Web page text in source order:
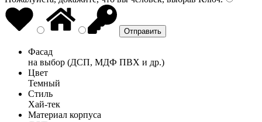
Фасад
на выбор (ДСП, МДФ ПВХ и др.)
Цвет
Темный
Стиль
Хай-тек
Материал корпуса